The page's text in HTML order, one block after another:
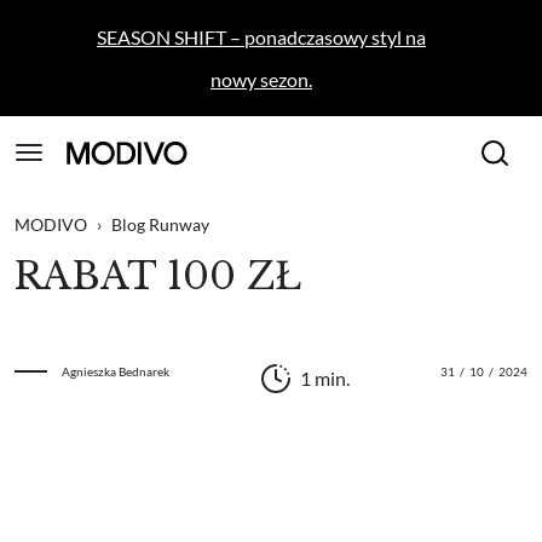
SEASON SHIFT – ponadczasowy styl na
nowy sezon.
MODIVO › Blog Runway
RABAT 100 ZŁ
Agnieszka Bednarek 1 min. 31 / 10 / 2024